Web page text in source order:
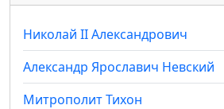
Николай II Александрович
Александр Ярославич Невский
Митрополит Тихон